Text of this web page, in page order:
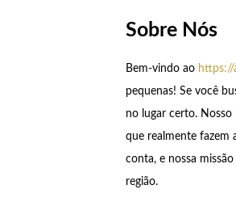
Sobre Nós
Bem-vindo ao https://
pequenas! Se você
no lugar certo. Nosso
que realmente fazem
conta, e nossa
região.